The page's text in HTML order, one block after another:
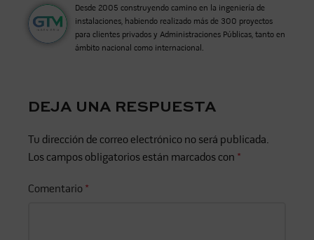
Desde 2005 construyendo camino en la ingeniería de
instalaciones, habiendo realizado más de 300 proyectos
para clientes privados y Administraciones Públicas, tanto en
ámbito nacional como internacional.
DEJA UNA RESPUESTA
Tu dirección de correo electrónico no será publicada.
Los campos obligatorios están marcados con *
Comentario *